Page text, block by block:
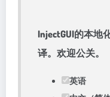
InjectGUI的本地
译。欢迎公关。
英语